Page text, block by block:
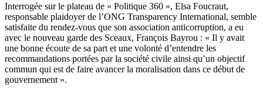
Interrogée sur le plateau de « Politique 360 », Elsa Foucraut,
responsable plaidoyer de l’ONG Transparency International, semble
satisfaite du rendez-vous que son association anticorruption, a eu
avec le nouveau garde des Sceaux, François Bayrou : « Il y avait
une bonne écoute de sa part et une volonté d’entendre les
recommandations portées par la société civile ainsi qu’un objectif
commun qui est de faire avancer la moralisation dans ce début de
gouvernement ».